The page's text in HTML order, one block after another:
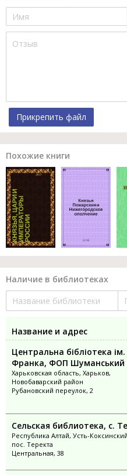
Прикрепить файл
Похожие книги
Наличие в библиотеках
Название и адрес
Центральна бібліотека ім.
Франка, ФОП Шуманський
Харьковская область, Харьков,
Новобаварский район
Рубановский переулок, 2
Сельская библиотека, с.
Республика Алтай, Усть-
пос. Теректа
Центральная, 38